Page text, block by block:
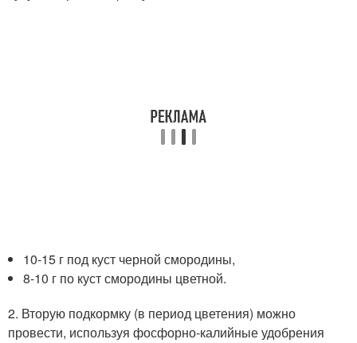
10-15 г под куст черной смородины,
8-10 г по куст смородины цветной.
2. Вторую подкормку (в период цветения) можно
провести, используя фосфорно-калийные удобрения